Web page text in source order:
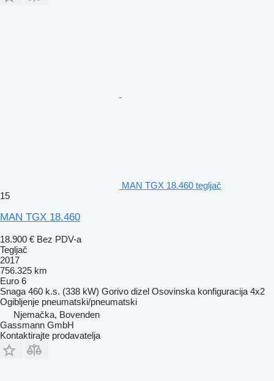
MAN TGX 18.460 tegljač
15
MAN TGX 18.460
18.900 € Bez PDV-a
Tegljač
2017
756.325 km
Euro 6
Snaga 460 k.s. (338 kW) Gorivo dizel Osovinska konfiguracija 4x2
Ogibljenje pneumatski/pneumatski
Njemačka, Bovenden
Gassmann GmbH
Kontaktirajte prodavatelja